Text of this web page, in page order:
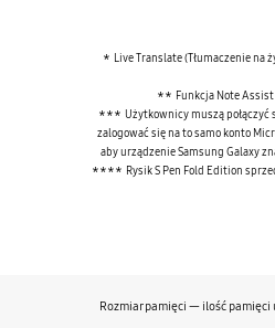
* Live Translate (Tłumaczenie
** Funkcja Note
*** Użytkownicy muszą
zalogować się na to samo konto
aby urządzenie Samsung Galaxy
**** Rysik S Pen Fold Edition
Rozmiar pamięci — ilość